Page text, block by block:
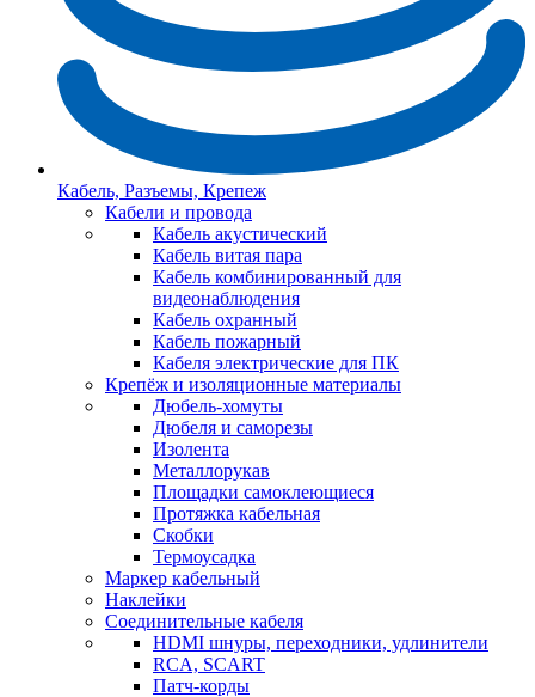
Кабель, Разъемы, Крепеж
Кабели и провода
Кабель акустический
Кабель витая пара
Кабель комбинированный для
видеонаблюдения
Кабель охранный
Кабель пожарный
Кабеля электрические для ПК
Крепёж и изоляционные материалы
Дюбель-хомуты
Дюбеля и саморезы
Изолента
Металлорукав
Площадки самоклеющиеся
Протяжка кабельная
Скобки
Термоусадка
Маркер кабельный
Наклейки
Соединительные кабеля
HDMI шнуры, переходники, удлинители
RCA, SCART
Патч-корды